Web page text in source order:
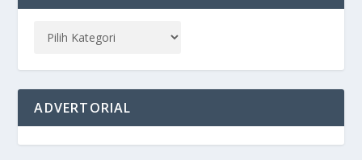
ADVERTORIAL